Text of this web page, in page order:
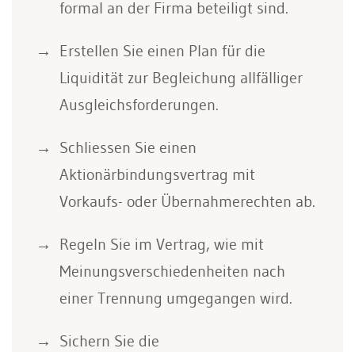
formal an der Firma beteiligt sind.
Erstellen Sie einen Plan für die
Liquidität zur Begleichung allfälliger
Ausgleichsforderungen.
Schliessen Sie einen
Aktionärbindungsvertrag mit
Vorkaufs- oder Übernahmerechten ab.
Regeln Sie im Vertrag, wie mit
Meinungsverschiedenheiten nach
einer Trennung umgegangen wird.
Sichern Sie die